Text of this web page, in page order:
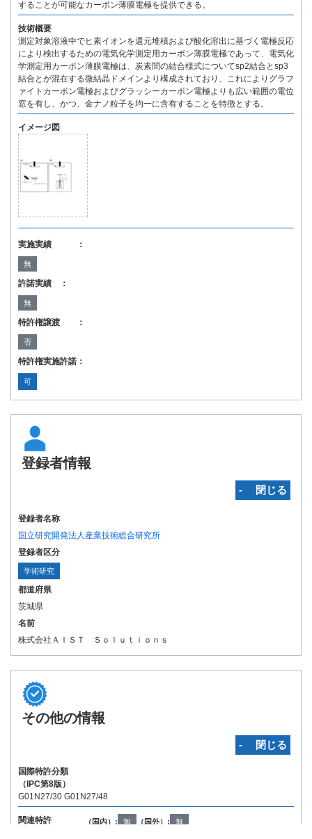
することが可能なカーボン薄膜電極を提供できる。
技術概要
測定対象溶液中でヒ素イオンを還元堆積および酸化溶出に基づく電極反応
により検出するための電気化学測定用カーボン薄膜電極であって、電気化
学測定用カーボン薄膜電極は、炭素間の結合様式についてsp2結合とsp3
結合とが混在する微結晶ドメインより構成されており、これによりグラフ
ァイトカーボン電極およびグラッシーカーボン電極よりも広い範囲の電位
窓を有し、かつ、金ナノ粒子を均一に含有することを特徴とする。
イメージ図
実施実績 ：
無
許諾実績 ：
無
特許権譲渡 ：
否
特許権実施許諾：
可
登録者情報
‐ 閉じる
登録者名称
国立研究開発法人産業技術総合研究所
登録者区分
学術研究
都道府県
茨城県
名前
株式会社ＡＩＳＴ Ｓｏｌｕｔｉｏｎｓ
その他の情報
‐ 閉じる
国際特許分類
（IPC第8版）
G01N27/30 G01N27/48
関連特許 （国内）: 無 （国外）: 無